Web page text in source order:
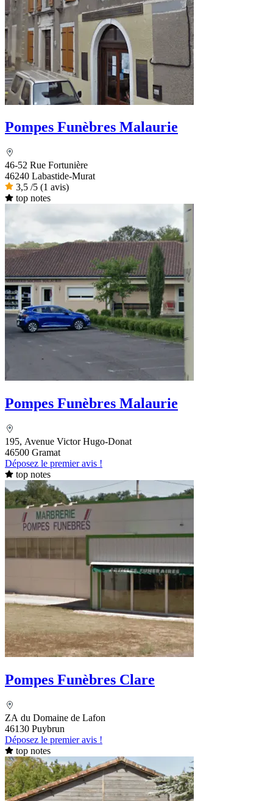
Pompes Funèbres Malaurie
46-52 Rue Fortunière
46240 Labastide-Murat
3,5 /5 (1 avis)
top notes
Pompes Funèbres Malaurie
195, Avenue Victor Hugo-Donat
46500 Gramat
Déposez le premier avis !
top notes
Pompes Funèbres Clare
ZA du Domaine de Lafon
46130 Puybrun
Déposez le premier avis !
top notes